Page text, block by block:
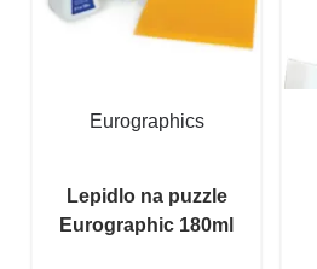
Eurographics
Lepidlo na puzzle
Eurographic 180ml